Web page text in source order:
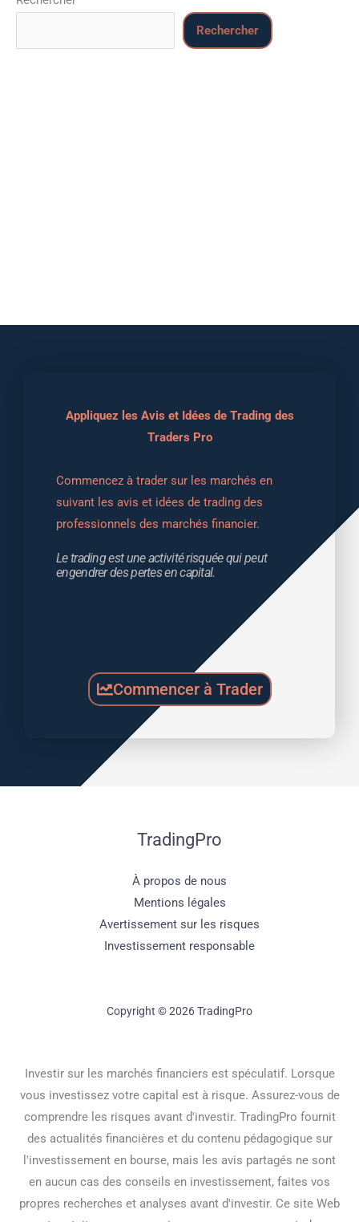
Rechercher
Appliquez les Avis et Idées de Trading des
Traders Pro
Commencez à trader sur les marchés en
suivant les avis et idées de trading des
professionnels des marchés financier.
Le trading est une activité risquée qui peut
engendrer des pertes en capital.
Commencer à Trader
TradingPro
À propos de nous
Mentions légales
Avertissement sur les risques
Investissement responsable
Copyright © 2026 TradingPro
Investir sur les marchés financiers est spéculatif. Lorsque
vous investissez votre capital est à risque. Assurez-vous de
comprendre les risques avant d'investir. TradingPro fournit
des actualités financières et du contenu pédagogique sur
l'investissement en bourse, mais les avis partagés ne sont
en aucun cas des conseils en investissement, faites vos
propres recherches et analyses avant d'investir. Ce site Web